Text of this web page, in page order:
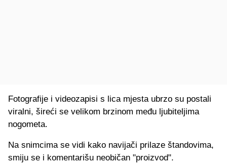
Fotografije i videozapisi s lica mjesta ubrzo su postali
viralni, šireći se velikom brzinom među ljubiteljima
nogometa.
Na snimcima se vidi kako navijači prilaze štandovima,
smiju se i komentarišu neobičan "proizvod".